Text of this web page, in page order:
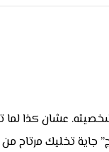
عشان كذا
تخليك مرتاح